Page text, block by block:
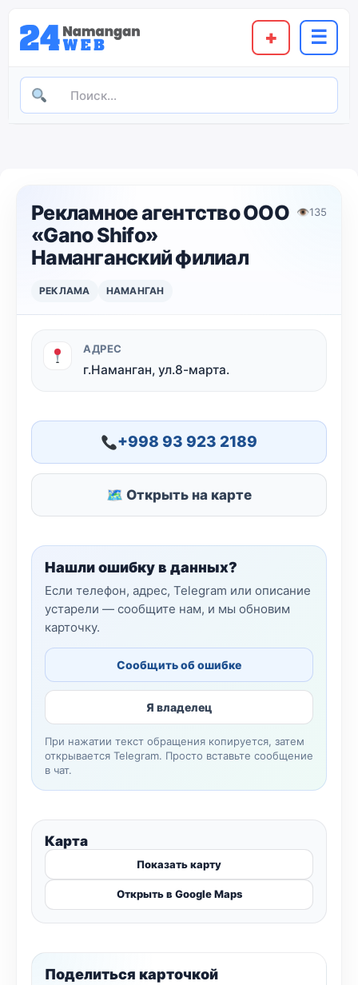
+ ☰
Рекламное агентство ООО
«Gano Shifo»
Наманганский филиал
👁135
РЕКЛАМА НАМАНГАН
АДРЕС
г.Наманган, ул.8-марта.
+998 93 923 2189
🗺 Открыть на карте
Нашли ошибку в данных?
Если телефон, адрес, Telegram или описание
устарели — сообщите нам, и мы обновим
карточку.
Сообщить об ошибке
Я владелец
При нажатии текст обращения копируется, затем
открывается Telegram. Просто вставьте сообщение
в чат.
Карта
Показать карту
Открыть в Google Maps
Поделиться карточкой